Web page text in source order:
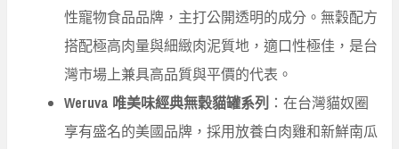
性寵物食品品牌，主打公開透明的成分。無穀配方
搭配極高肉量與細緻肉泥質地，適口性極佳，是台
灣市場上兼具高品質與平價的代表。
Weruva 唯美味經典無穀貓罐系列 ：在台灣貓奴圈
享有盛名的美國品牌，採用放養白肉雞和新鮮南瓜